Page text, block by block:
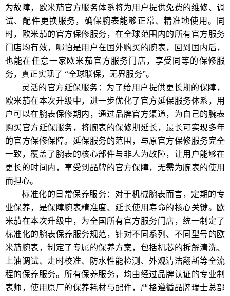
为故障，欧米茄官方服务体系将为用户提供免费的维修、调
试、配件更换服务，确保腕表能够正常、精准地使用。同
时，欧米茄的官方保修服务，在全球范围内的所有官方服务
门店均有效，哪怕是用户在国外购买的腕表，回到国内后，
也能在任意一家欧米茄官方服务门店，享受同等的保修服
务，真正实现了 “全球联保，无界服务”。
灵活的官方延保服务：为了给用户提供更长期的保障，
欧米茄在本次升级中，进一步优化了官方延保服务体系，用
户可以在腕表保修期内，通过品牌官方渠道，为自己的腕表
购买官方延保服务，将腕表的保修期延长，最长可实现多年
的官方保修保障。延保服务的范围，与原官方保修服务完全
一致，覆盖了腕表的核心部件与非人为故障，让用户能够在
更长的时间内，享受到品牌的官方保障，无需为腕表的使用
而担心。
标准化的日常保养服务：对于机械腕表而言，定期的专
业保养，是保障腕表精准度、延长使用寿命的核心关键。欧
米茄在本次升级中，为全国所有官方服务门店，统一制定了
标准化的腕表保养服务规范，针对不同系列、不同型号的欧
米茄腕表，制定了专属的保养方案，包括机芯的拆解清洗、
上油调试、走时校准、防水性能检测、外观清洁翻新等全流
程的保养服务。所有保养服务，均由经过品牌认证的专业制
表师，使用原厂的保养耗材与配件，严格遵循品牌瑞士总部